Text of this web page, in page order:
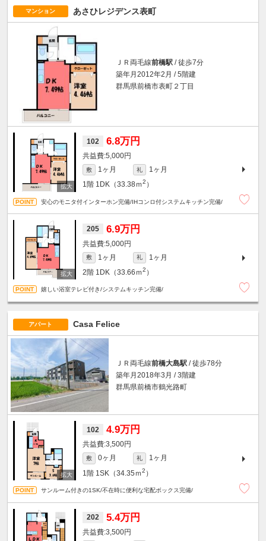
マンション あさひレジデンス表町
ＪＲ両毛線前橋駅 / 徒歩7分
築年月2012年2月 / 5階建
群馬県前橋市表町２丁目
102 6.8万円
5,000円
敷 1ヶ月 礼
1ヶ月
1階 1DK（33.38ｍ2 ）
安心のモニタ付インターホン完備/IHコンロ付システムキッチン完備/
205 6.9万円
5,000円
敷 1ヶ月 礼
1ヶ月
2階 1DK（33.66ｍ2 ）
嬉しい浴室テレビ付き/システムキッチン完備/
アパート Casa Felice
ＪＲ両毛線前橋大島駅 / 徒歩78分
築年月2018年3月 / 3階建
群馬県前橋市鶴光路町
102 4.9万円
3,500円
敷 0ヶ月 礼
1ヶ月
1階 1SK（34.35ｍ2 ）
サンルーム付きの1SK/不在時に便利な宅配ボックス完備/
202 5.4万円
3,500円